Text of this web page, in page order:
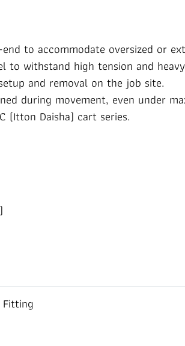
to accommodate oversized or
to withstand high tension and
and removal on the job site.
during movement, even under
(Itton Daisha) cart series.